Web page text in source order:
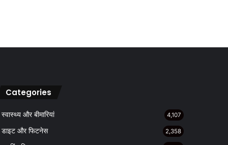
Categories
स्वास्थ्य और बीमारियां 4,107
डाइट और फिटनेस 2,358